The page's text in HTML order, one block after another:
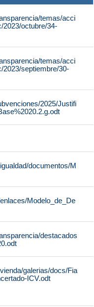
temas/acci
2023/octubre/34-
temas/acci
2023/septiembre/30-
2025/Justifi
documentos/M
Modelo_de_De
destacados
galerias/docs/Fia
ICV.odt